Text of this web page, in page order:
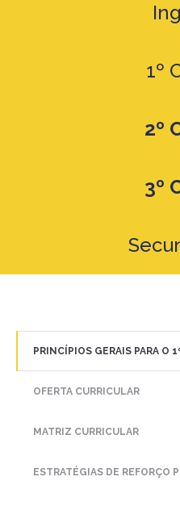
1º
2º
3º
PRINCÍPIOS GERAIS PARA O
OFERTA CURRICULAR
MATRIZ CURRICULAR
ESTRATÉGIAS DE REFORÇO